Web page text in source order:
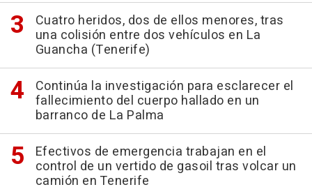
Cuatro heridos, dos de ellos menores, tras
una colisión entre dos vehículos en La
Guancha (Tenerife)
Continúa la investigación para esclarecer el
fallecimiento del cuerpo hallado en un
barranco de La Palma
Efectivos de emergencia trabajan en el
control de un vertido de gasoil tras volcar un
camión en Tenerife